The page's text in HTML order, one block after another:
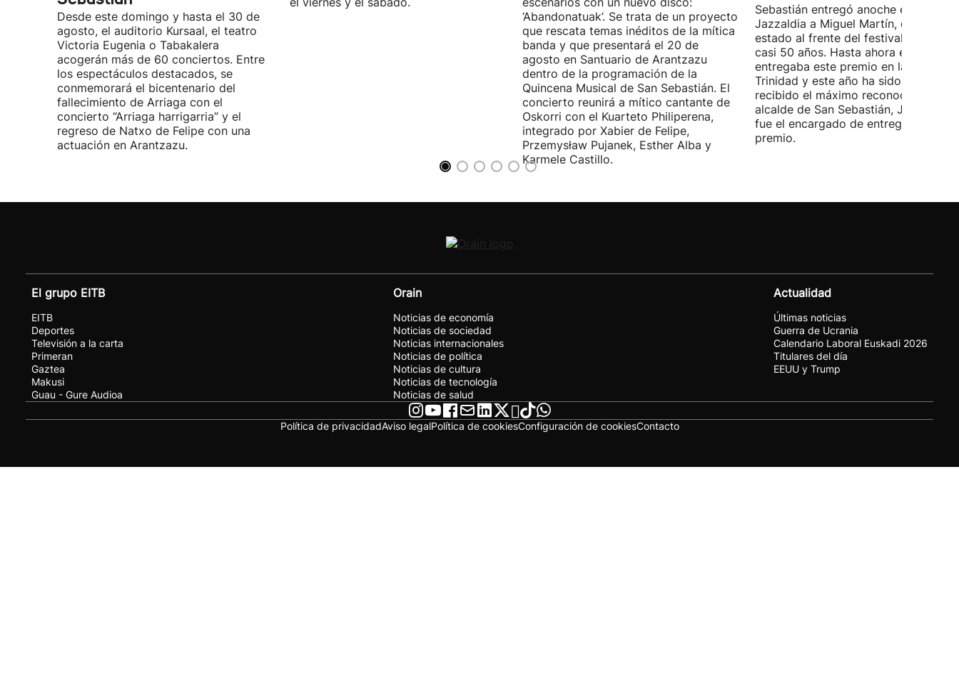
Desde este domingo y hasta el 30 de
agosto, el auditorio Kursaal, el teatro
Victoria Eugenia o Tabakalera
acogerán más de 60 conciertos. Entre
los espectáculos destacados, se
conmemorará el bicentenario del
fallecimiento de Arriaga con el
concierto “Arriaga harrigarria” y el
regreso de Natxo de Felipe con una
actuación en Arantzazu.
‘Abandonatuak’. Se trata de un proyecto
que rescata temas inéditos de la mítica
banda y que presentará el 20 de
agosto en Santuario de Arantzazu
dentro de la programación de la
Quincena Musical de San Sebastián. El
concierto reunirá a mítico cantante de
Oskorri con el Kuarteto Philiperena,
integrado por Xabier de Felipe,
Przemysław Pujanek, Esther Alba y
Karmele Castillo.
Sebastián entregó anoche el premio
Jazzaldia a Miguel Martín, quien ha
estado al frente del festival durante
casi 50 años. Hasta ahora era él
entregaba este premio en la Plaza
Trinidad y este año ha sido él quien
recibido el máximo reconocimiento.
alcalde de San Sebastián, Jon
fue el encargado de entregarle el
premio.
El grupo EITB
EITB
Deportes
Televisión a la carta
Primeran
Gaztea
Makusi
Guau - Gure Audioa
Orain
Noticias de economía
Noticias de sociedad
Noticias internacionales
Noticias de política
Noticias de cultura
Noticias de tecnología
Noticias de salud
Actualidad
Últimas noticias
Guerra de Ucrania
Calendario Laboral Euskadi 2026
Titulares del día
EEUU y Trump
Política de privacidadAviso legalPolítica de cookiesConfiguración de cookiesContacto